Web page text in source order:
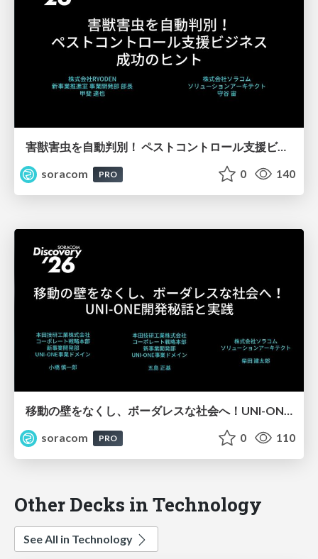
害獣害虫を自動判別！ ペストコントロール支援ビジネス成功のヒント【SORACOM Discovery 2026】
soracom
PRO 0 140
移動の壁をなくし、ボーダレスな社会へ！UNI-ONE開発秘話と実践【SORACOM Discovery 2026】
soracom
PRO 0 110
Other Decks in Technology
See All in Technology